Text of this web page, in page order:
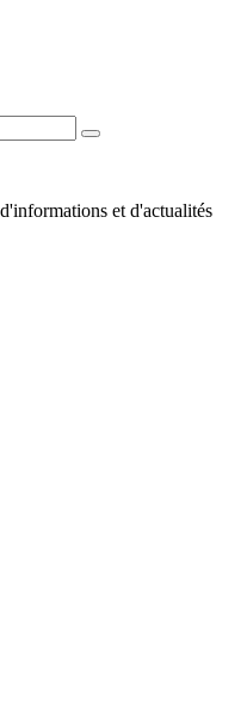
et d'actualités